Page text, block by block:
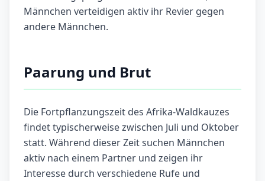
Männchen verteidigen aktiv ihr Revier gegen
andere Männchen.
Paarung und Brut
Die Fortpflanzungszeit des Afrika-Waldkauzes
findet typischerweise zwischen Juli und Oktober
statt. Während dieser Zeit suchen Männchen
aktiv nach einem Partner und zeigen ihr
Interesse durch verschiedene Rufe und